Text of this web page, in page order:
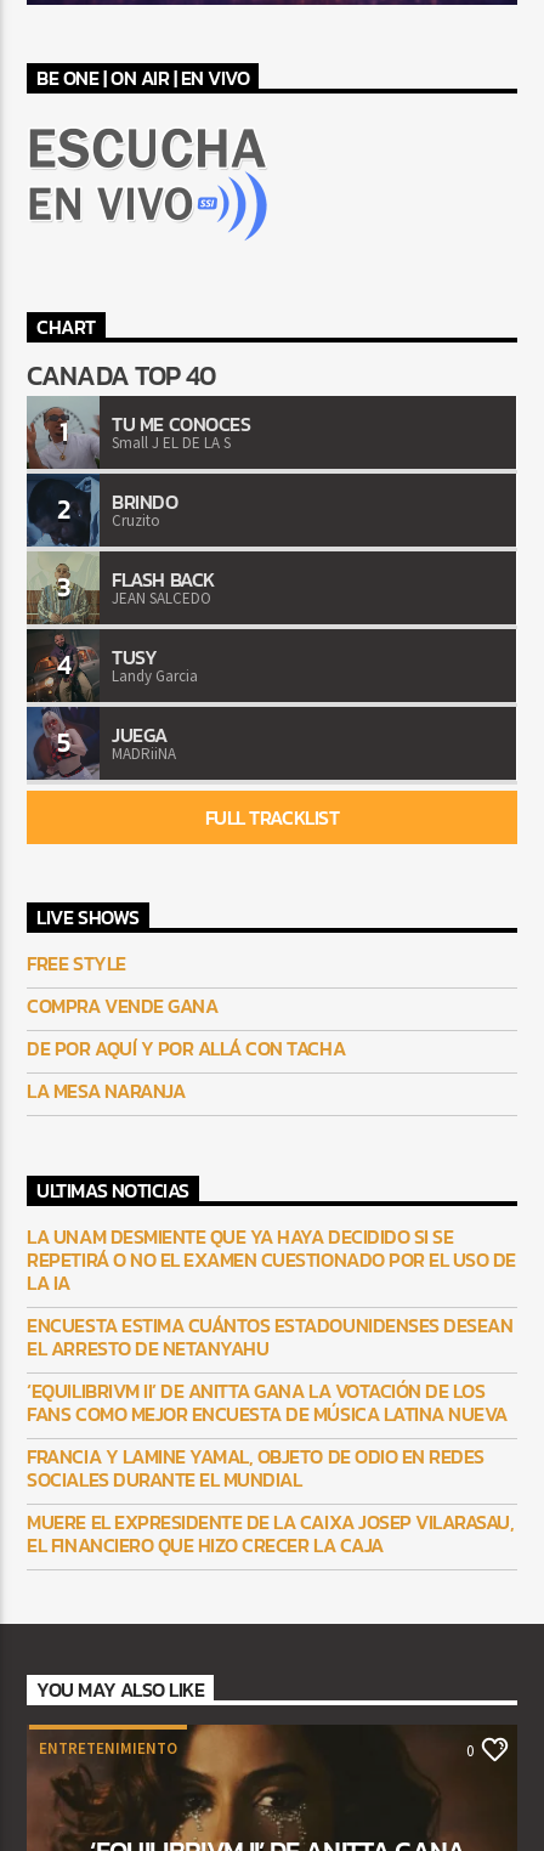
BE ONE | ON AIR | EN VIVO
CHART
CANADA TOP 40
1 TU ME CONOCES
Small J EL DE LA S
2 BRINDO
Cruzito
3 FLASH BACK
JEAN SALCEDO
4 TUSY
Landy Garcia
5 JUEGA
MADRiiNA
FULL TRACKLIST
LIVE SHOWS
FREE STYLE
COMPRA VENDE GANA
DE POR AQUÍ Y POR ALLÁ CON TACHA
LA MESA NARANJA
ULTIMAS NOTICIAS
LA UNAM DESMIENTE QUE YA HAYA DECIDIDO SI SE
REPETIRÁ O NO EL EXAMEN CUESTIONADO POR EL USO DE
LA IA
ENCUESTA ESTIMA CUÁNTOS ESTADOUNIDENSES DESEAN
EL ARRESTO DE NETANYAHU
‘EQUILIBRIVM II’ DE ANITTA GANA LA VOTACIÓN DE LOS
FANS COMO MEJOR ENCUESTA DE MÚSICA LATINA NUEVA
FRANCIA Y LAMINE YAMAL, OBJETO DE ODIO EN REDES
SOCIALES DURANTE EL MUNDIAL
MUERE EL EXPRESIDENTE DE LA CAIXA JOSEP VILARASAU,
EL FINANCIERO QUE HIZO CRECER LA CAJA
YOU MAY ALSO LIKE
ENTRETENIMIENTO 0